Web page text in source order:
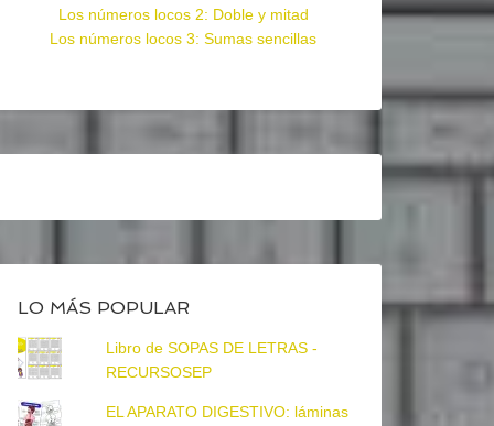
Los números locos 2: Doble y mitad
Los números locos 3: Sumas sencillas
LO MÁS POPULAR
Libro de SOPAS DE LETRAS -
RECURSOSEP
EL APARATO DIGESTIVO: láminas